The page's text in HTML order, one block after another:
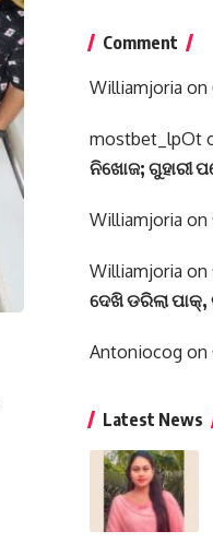
Comment
Williamjoria on
mostbet_lpOt
ନିଖୋଜ; ଗୁହାରୀ
Williamjoria on
Williamjoria on
ଦେଖି ଡରିଲା
Antoniocog on
Latest News